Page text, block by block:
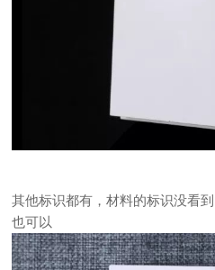
其他标识都有，材料的标识没看
也可以